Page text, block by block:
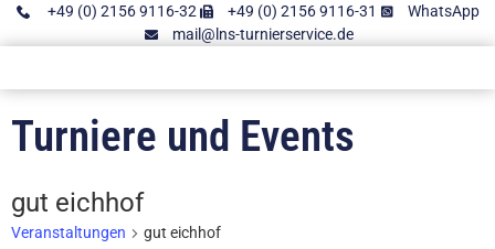
+49 (0) 2156 9116-32 +49 (0) 2156 9116-31
WhatsApp
mail@lns-turnierservice.de
Turniere und Events
gut eichhof
Veranstaltungen gut eichhof